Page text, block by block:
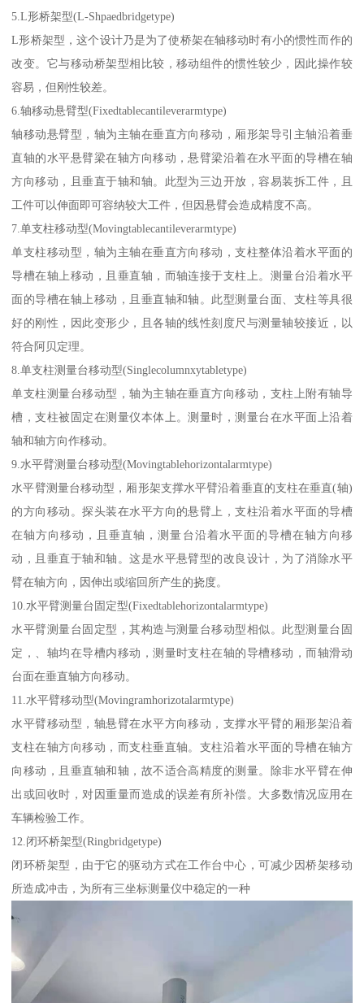
5.L形桥架型(L-Shpaedbridgetype)
L形桥架型，这个设计乃是为了使桥架在轴移动时有小的惯性而作的
改变。它与移动桥架型相比较，移动组件的惯性较少，因此操作较
容易，但刚性较差。
6.轴移动悬臂型(Fixedtablecantileverarmtype)
轴移动悬臂型，轴为主轴在垂直方向移动，厢形架导引主轴沿着垂
直轴的水平悬臂梁在轴方向移动，悬臂梁沿着在水平面的导槽在轴
方向移动，且垂直于轴和轴。此型为三边开放，容易装拆工件，且
工件可以伸面即可容纳较大工件，但因悬臂会造成精度不高。
7.单支柱移动型(Movingtablecantileverarmtype)
单支柱移动型，轴为主轴在垂直方向移动，支柱整体沿着水平面的
导槽在轴上移动，且垂直轴，而轴连接于支柱上。测量台沿着水平
面的导槽在轴上移动，且垂直轴和轴。此型测量台面、支柱等具很
好的刚性，因此变形少，且各轴的线性刻度尺与测量轴较接近，以
符合阿贝定理。
8.单支柱测量台移动型(Singlecolumnxytabletype)
单支柱测量台移动型，轴为主轴在垂直方向移动，支柱上附有轴导
槽，支柱被固定在测量仪本体上。测量时，测量台在水平面上沿着
轴和轴方向作移动。
9.水平臂测量台移动型(Movingtablehorizontalarmtype)
水平臂测量台移动型，厢形架支撑水平臂沿着垂直的支柱在垂直(轴)
的方向移动。探头装在水平方向的悬臂上，支柱沿着水平面的导槽
在轴方向移动，且垂直轴，测量台沿着水平面的导槽在轴方向移
动，且垂直于轴和轴。这是水平悬臂型的改良设计，为了消除水平
臂在轴方向，因伸出或缩回所产生的挠度。
10.水平臂测量台固定型(Fixedtablehorizontalarmtype)
水平臂测量台固定型，其构造与测量台移动型相似。此型测量台固
定，、轴均在导槽内移动，测量时支柱在轴的导槽移动，而轴滑动
台面在垂直轴方向移动。
11.水平臂移动型(Movingramhorizotalarmtype)
水平臂移动型，轴悬臂在水平方向移动，支撑水平臂的厢形架沿着
支柱在轴方向移动，而支柱垂直轴。支柱沿着水平面的导槽在轴方
向移动，且垂直轴和轴，故不适合高精度的测量。除非水平臂在伸
出或回收时，对因重量而造成的误差有所补偿。大多数情况应用在
车辆检验工作。
12.闭环桥架型(Ringbridgetype)
闭环桥架型，由于它的驱动方式在工作台中心，可减少因桥架移动
所造成冲击，为所有三坐标测量仪中稳定的一种